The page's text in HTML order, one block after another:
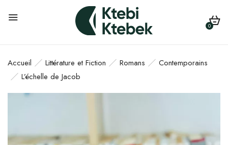
0
Accueil Littérature et Fiction Romans
Contemporains
L’échelle de Jacob